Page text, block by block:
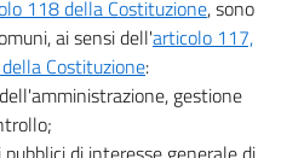
di spesa ed altre disposizioni
finanziario
118 della Costituzione, sono
ai sensi dell'articolo 117,
Costituzione:
gestione